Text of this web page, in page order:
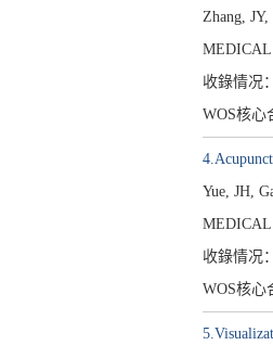
Zhang,
MEDICAL
收錄情况
WOS核心
Yue, JH,
MEDICAL
收錄情况
WOS核心